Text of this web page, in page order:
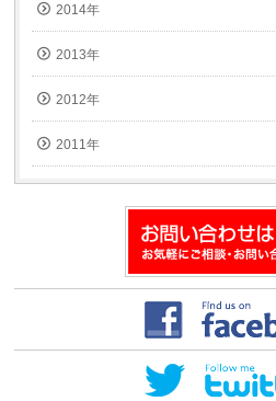
2014年
2013年
2012年
2011年